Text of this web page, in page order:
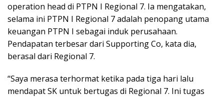
operation head di PTPN I Regional 7. Ia mengatakan,
selama ini PTPN I Regional 7 adalah penopang utama
keuangan PTPN I sebagai induk perusahaan.
Pendapatan terbesar dari Supporting Co, kata dia,
berasal dari Regional 7.
“Saya merasa terhormat ketika pada tiga hari lalu
mendapat SK untuk bertugas di Regional 7. Ini tugas